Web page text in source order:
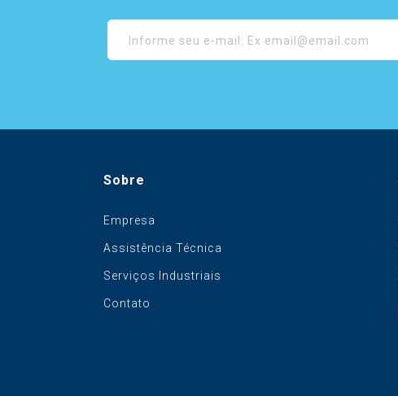
Sobre
Empresa
Assistência Técnica
Serviços Industriais
Contato